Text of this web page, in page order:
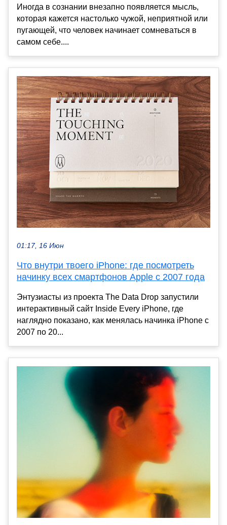
Иногда в сознании внезапно появляется мысль,
которая кажется настолько чужой, неприятной или
пугающей, что человек начинает сомневаться в
самом себе....
01:17, 16 Июн
Что внутри твоего iPhone: где посмотреть
начинку всех смартфонов Apple с 2007 года
Энтузиасты из проекта The Data Drop запустили
интерактивный сайт Inside Every iPhone, где
наглядно показано, как менялась начинка iPhone с
2007 по 20...